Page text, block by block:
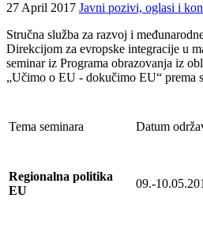
27 April 2017 Javni pozivi, oglasi i
Stručna služba za razvoj i
Direkcijom za evropske integracije u
seminar iz Programa obrazovanja iz
„Učimo o EU - dokučimo EU“ prema
Tema seminara Datum
Regionalna politika
EU
09.-